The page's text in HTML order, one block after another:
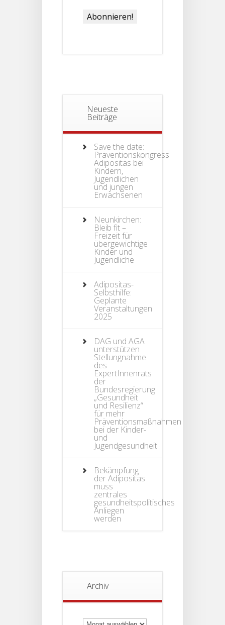
Neueste
Beiträge
Save the date:
Präventionskongress
Adipositas bei
Kindern,
Jugendlichen
und jungen
Erwachsenen
Neunkirchen:
Bleib fit –
Freizeit für
übergewichtige
Kinder und
Jugendliche
Adipositas-
Selbsthilfe:
Geplante
Veranstaltungen
2025
DAG und AGA
unterstützen
Stellungnahme
des
ExpertInnenrats
der
Bundesregierung
„Gesundheit
und Resilienz“
für mehr
Präventionsmaßnahmen
bei der Kinder-
und
Jugendgesundheit
Bekämpfung
der Adipositas
muss
zentrales
gesundheitspolitisches
Anliegen
werden
Archiv
Archiv